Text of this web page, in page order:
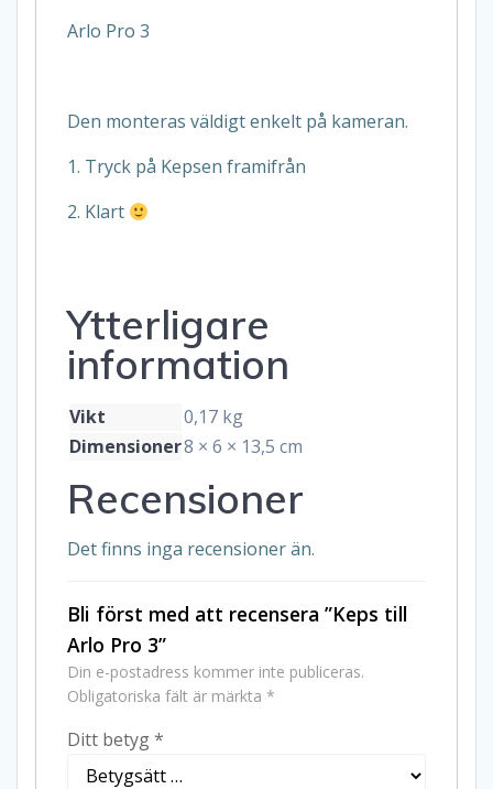
Arlo Pro 3
Den monteras väldigt enkelt på kameran.
1. Tryck på Kepsen framifrån
2. Klart
Ytterligare
information
Vikt
0,17 kg
Dimensioner8 × 6 × 13,5 cm
Recensioner
Det finns inga recensioner än.
Bli först med att recensera ”Keps till
Arlo Pro 3”
Din e-postadress kommer inte publiceras.
Obligatoriska fält är märkta *
Ditt betyg*